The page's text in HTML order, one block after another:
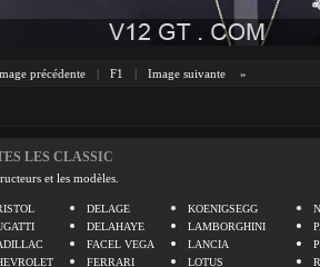
précédente | F1 | Image suivante »
LES CLASSIC
et les modèles.
DELAGE
DELAHAYE
FACEL VEGA
FERRARI
KOENIGSEGG
LAMBORGHINI
LANCIA
LOTUS